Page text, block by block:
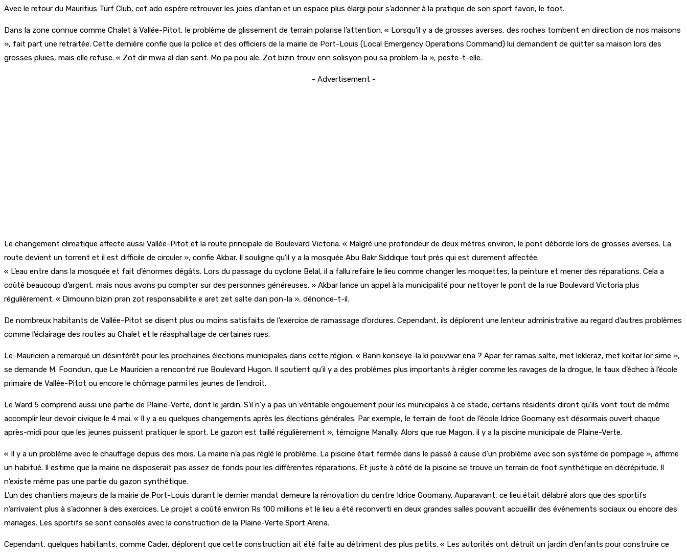
Avec le retour du Mauritius Turf Club, cet ado espère retrouver les joies d’antan et un espace plus élargi pour s’adonner à la pratique de son sport favori, le foot.
Dans la zone connue comme Chalet à Vallée-Pitot, le problème de glissement de terrain polarise l’attention. « Lorsqu’il y a de grosses averses, des roches tombent en direction de nos maisons
», fait part une retraitée. Cette dernière confie que la police et des officiers de la mairie de Port-Louis (Local Emergency Operations Command) lui demandent de quitter sa maison lors des
grosses pluies, mais elle refuse. « Zot dir mwa al dan sant. Mo pa pou ale. Zot bizin trouv enn solisyon pou sa problem-la », peste-t-elle.
- Advertisement -
Le changement climatique affecte aussi Vallée-Pitot et la route principale de Boulevard Victoria. « Malgré une profondeur de deux mètres environ, le pont déborde lors de grosses averses. La
route devient un torrent et il est difficile de circuler », confie Akbar. Il souligne qu’il y a la mosquée Abu Bakr Siddique tout près qui est durement affectée.
« L’eau entre dans la mosquée et fait d’énormes dégâts. Lors du passage du cyclone Belal, il a fallu refaire le lieu comme changer les moquettes, la peinture et mener des réparations. Cela a
coûté beaucoup d’argent, mais nous avons pu compter sur des personnes généreuses. » Akbar lance un appel à la municipalité pour nettoyer le pont de la rue Boulevard Victoria plus
régulièrement. « Dimounn bizin pran zot responsabilite e aret zet salte dan pon-la », dénonce-t-il.
De nombreux habitants de Vallée-Pitot se disent plus ou moins satisfaits de l’exercice de ramassage d’ordures. Cependant, ils déplorent une lenteur administrative au regard d’autres problèmes
comme l’éclairage des routes au Chalet et le réasphaltage de certaines rues.
Le-Mauricien a remarqué un désintérêt pour les prochaines élections municipales dans cette région. « Bann konseye-la ki pouvwar ena ? Apar fer ramas salte, met lekleraz, met koltar lor sime »,
se demande M. Foondun, que Le Mauricien a rencontré rue Boulevard Hugon. Il soutient qu’il y a des problèmes plus importants à régler comme les ravages de la drogue, le taux d’échec à l’école
primaire de Vallée-Pitot ou encore le chômage parmi les jeunes de l’endroit.
Le Ward 5 comprend aussi une partie de Plaine-Verte, dont le jardin. S’il n’y a pas un véritable engouement pour les municipales à ce stade, certains résidents diront qu’ils vont tout de même
accomplir leur devoir civique le 4 mai. « Il y a eu quelques changements après les élections générales. Par exemple, le terrain de foot de l’école Idrice Goomany est désormais ouvert chaque
après-midi pour que les jeunes puissent pratiquer le sport. Le gazon est taillé régulièrement », témoigne Manally. Alors que rue Magon, il y a la piscine municipale de Plaine-Verte.
« Il y a un problème avec le chauffage depuis des mois. La mairie n’a pas réglé le problème. La piscine était fermée dans le passé à cause d’un problème avec son système de pompage », affirme
un habitué. Il estime que la mairie ne disposerait pas assez de fonds pour les différentes réparations. Et juste à côté de la piscine se trouve un terrain de foot synthétique en décrépitude. Il
n’existe même pas une partie du gazon synthétique.
L’un des chantiers majeurs de la mairie de Port-Louis durant le dernier mandat demeure la rénovation du centre Idrice Goomany. Auparavant, ce lieu était délabré alors que des sportifs
n’arrivaient plus à s’adonner à des exercices. Le projet a coûté environ Rs 100 millions et le lieu a été reconverti en deux grandes salles pouvant accueillir des événements sociaux ou encore des
mariages. Les sportifs se sont consolés avec la construction de la Plaine-Verte Sport Arena.
Cependant, quelques habitants, comme Cader, déplorent que cette construction ait été faite au détriment des plus petits. « Les autorités ont détruit un jardin d’enfants pour construire ce